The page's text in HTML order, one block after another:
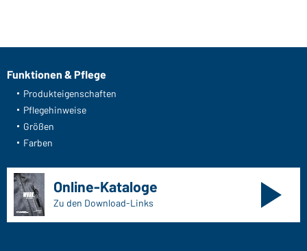
Funktionen & Pflege
Produkteigenschaften
Pflegehinweise
Größen
Farben
Online-Kataloge
Zu den Download-Links